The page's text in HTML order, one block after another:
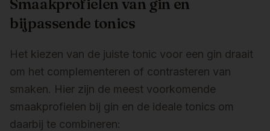
Smaakprofielen van gin en
bijpassende tonics
Het kiezen van de juiste tonic voor een gin draait
om het complementeren of contrasteren van
smaken. Hier zijn de meest voorkomende
smaakprofielen bij gin en de ideale tonics om
daarbij te combineren: